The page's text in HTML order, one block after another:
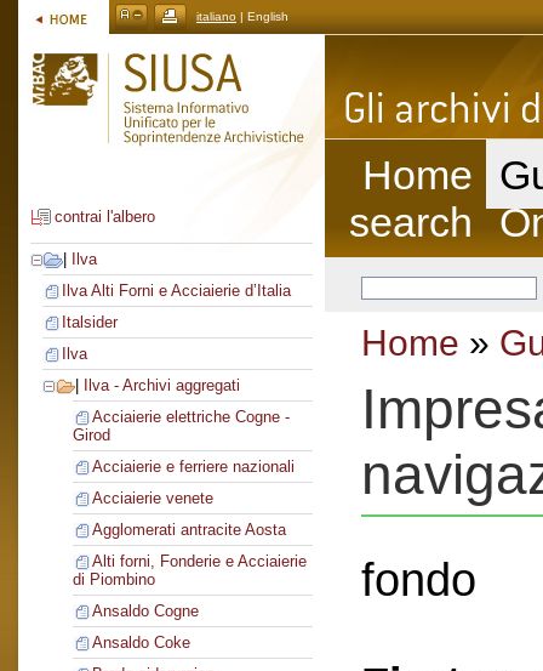
italiano | English
contrai l'albero
Ilva
Ilva Alti Forni e Acciaierie d’Italia
Italsider
Ilva
Ilva - Archivi aggregati
Acciaierie elettriche Cogne -
Girod
Acciaierie e ferriere nazionali
Acciaierie venete
Agglomerati antracite Aosta
Alti forni, Fonderie e Acciaierie
di Piombino
Ansaldo Cogne
Ansaldo Coke
Home
search
Home »
fondo